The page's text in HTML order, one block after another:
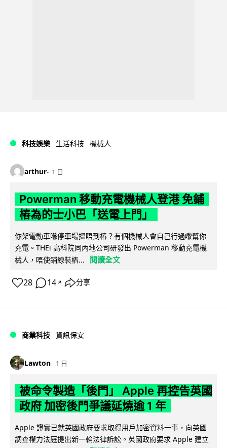
科技娛樂 生活科技 機械人
arthur 1 日
Powerman 移動充電機械人登港 免鋪
樁為的士小巴「送電上門」
你架電動車喺停車場搵唔到樁？有個機械人會自己行過嚟幫你
充電。THEi 高科院同內地公司研發出 Powerman 移動充電機
械人，唔使鋪線裝樁...
閱讀全文
28 14 ↗ 分享
商業科技 資訊保安
Lawton 1 日
被命令製造「後門」 Apple 再控告英國
政府 加密後門爭議延燒逾 1 年
Apple 證實已就英國政府要求取得用戶加密資料一事，向英國
調查權力法庭提出新一輪法律訴訟。英國政府要求 Apple 建立